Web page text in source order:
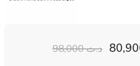
د.ت98,000